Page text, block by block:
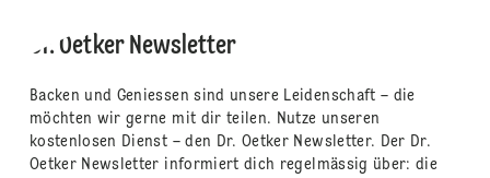
Dr. Oetker Newsletter
Backen und Geniessen sind unsere Leidenschaft – die
möchten wir gerne mit dir teilen. Nutze unseren
kostenlosen Dienst – den Dr. Oetker Newsletter. Der Dr.
Oetker Newsletter informiert dich regelmässig über: die